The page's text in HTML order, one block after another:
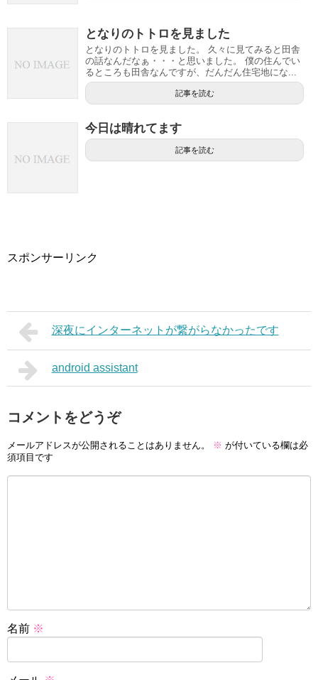
となりのトトロを見ました
となりのトトロを見ました。 久々に見てみると田舎
の話なんだなぁ・・・と思いました。 僕の住んでい
るところも田舎なんですが、だんだん住宅地にな...
記事を読む
今日は晴れてます
記事を読む
スポンサーリンク
深夜にインターネットが繋がらなかったです
android assistant
コメントをどうぞ
メールアドレスが公開されることはありません。 ※ が付いている欄は必
須項目です
名前 ※